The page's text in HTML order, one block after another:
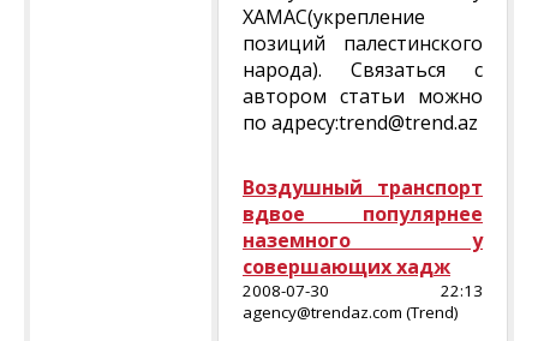
ХАМАС(укрепление
позиций палестинского
народа). Связаться с
автором статьи можно
по адресу:trend@trend.az
Воздушный транспорт
вдвое популярнее
наземного у
совершающих хадж
2008-07-30 22:13
agency@trendaz.com (Trend)